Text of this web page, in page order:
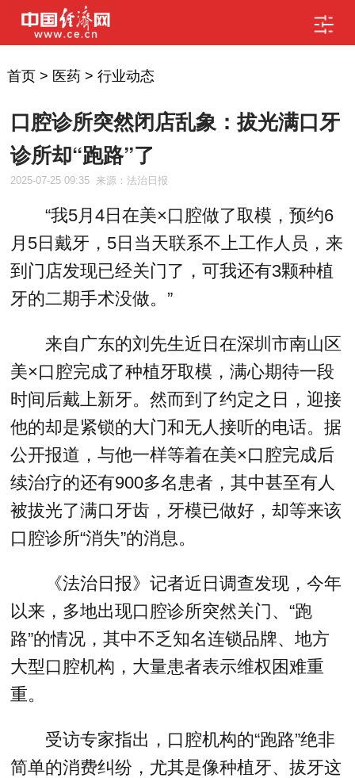
首页> 医药> 行业动态
口腔诊所突然闭店乱象：拔光满口牙
诊所却“跑路”了
2025-07-25 09:35 来源：法治日报
“我5月4日在美×口腔做了取模，预约6
月5日戴牙，5日当天联系不上工作人员，来
到门店发现已经关门了，可我还有3颗种植
牙的二期手术没做。”
来自广东的刘先生近日在深圳市南山区
美×口腔完成了种植牙取模，满心期待一段
时间后戴上新牙。然而到了约定之日，迎接
他的却是紧锁的大门和无人接听的电话。据
公开报道，与他一样等着在美×口腔完成后
续治疗的还有900多名患者，其中甚至有人
被拔光了满口牙齿，牙模已做好，却等来该
口腔诊所“消失”的消息。
《法治日报》记者近日调查发现，今年
以来，多地出现口腔诊所突然关门、“跑
路”的情况，其中不乏知名连锁品牌、地方
大型口腔机构，大量患者表示维权困难重
重。
受访专家指出，口腔机构的“跑路”绝非
简单的消费纠纷，尤其是像种植牙、拔牙这